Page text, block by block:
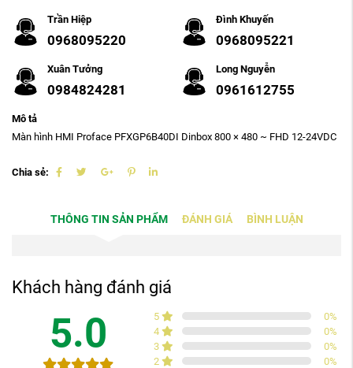
Trần Hiệp
0968095220
Đình Khuyến
0968095221
Xuân Tưởng
0984824281
Long Nguyễn
0961612755
Mô tả
Màn hình HMI Proface PFXGP6B40DI Dinbox 800 × 480 ~ FHD 12-24VDC
Chia sẻ:
THÔNG TIN SẢN PHẨM ĐÁNH GIÁ BÌNH LUẬN
Khách hàng đánh giá
5.0 5 0%
4
0%
3
0%
2
0%